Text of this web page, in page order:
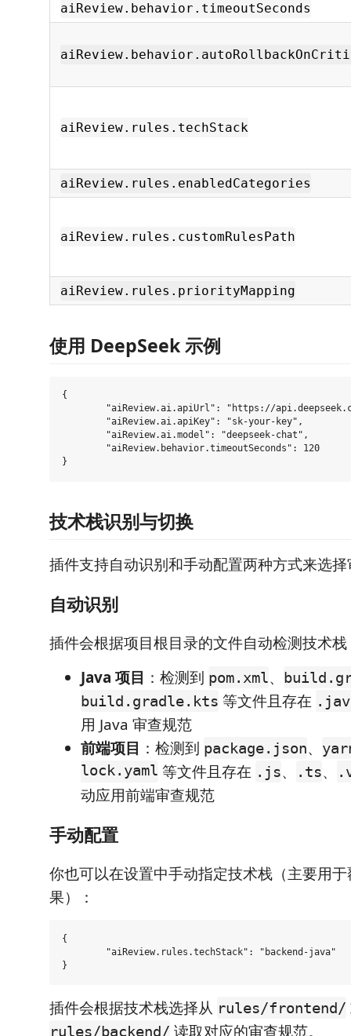
aiReview.behavior.timeoutSeconds
aiReview.rules.techStack
aiReview.rules.enabledCategories
aiReview.rules.customRulesPath
aiReview.rules.priorityMapping
使用 DeepSeek 示例
{
技术栈识别与切换
插件支持自动识别和手动配置两种方式来选
自动识别
插件会根据项目根目录的文件自动检测技术栈
Java 项目 ：检测到 pom.xml、
build.gradle.kts 等文件且存在
用 Java 审查规范
前端项目 ：检测到 package.json、
lock.yaml 等文件且存在 .js、 .ts、
动应用前端审查规范
手动配置
你也可以在设置中手动指定技术栈（主要用
果）：
{
插件会根据技术栈选择从 rules/frontend/
rules/backend/ 读取对应的审查规范。